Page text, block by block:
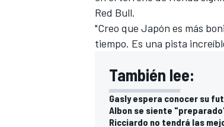
WRC
Red Bull.
"Creo que Japón es más
tiempo. Es una pista
También lee:
Gasly espera conocer su
Albon se siente
Ricciardo no tendrá las